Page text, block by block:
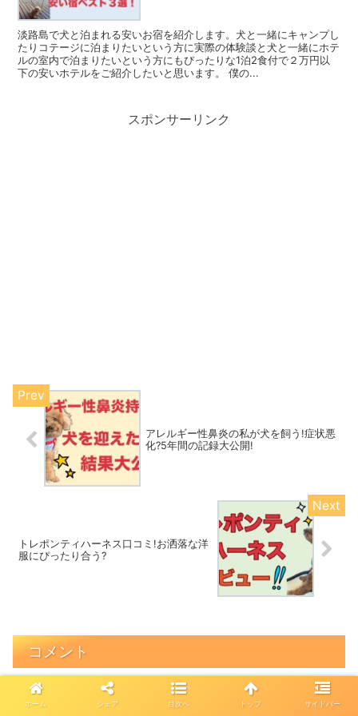
淡路島で犬と泊まれる安いお宿を紹介します。犬と一緒にキャンプし
たりコテージに泊まりたいという方に実際の体験談と犬と一緒にホテ
ルの室内で泊まりたいという方にもぴったりな1泊2食付で２万円以
下の安いホテルをご紹介したいと思います。 僕の...
スポンサーリンク
アレルギー性鼻炎の私が犬を飼う!症状悪
化?5年間の記録大公開!
トレポンティハーネス口コミ!お洒落な洋
服にぴったり合う?
コメント
ホーム シェア 目次へ トップ サイドバー